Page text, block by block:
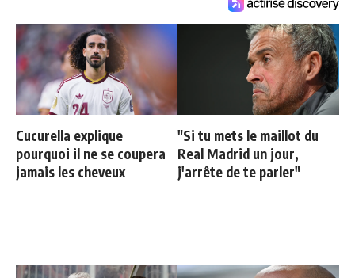
Cucurella explique
pourquoi il ne se coupera
jamais les cheveux
"Si tu mets le maillot du
Real Madrid un jour,
j'arrête de te parler"